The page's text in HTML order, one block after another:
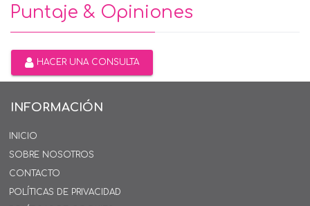
Puntaje & Opiniones
HACER UNA CONSULTA
INFORMACIÓN
INICIO
SOBRE NOSOTROS
CONTACTO
POLÍTICAS DE PRIVACIDAD